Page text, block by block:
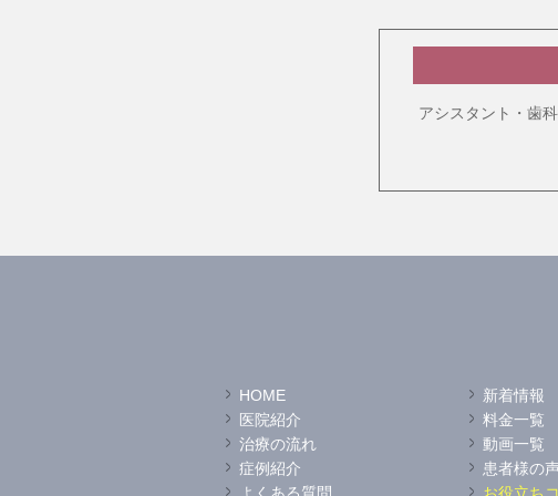
アシスタント・歯
HOME
新着情報
医院紹介
料金一覧
治療の流れ
動画一覧
症例紹介
患者様の